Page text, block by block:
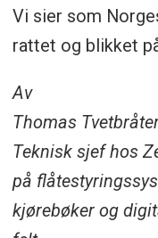
Vi sier som
rattet og blikket
Av
Thomas
Teknisk sjef hos
på
kjørebøker og